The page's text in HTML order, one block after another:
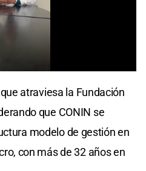
atraviesa la Fundación
que CONIN se
modelo de gestión en
con más de 32 años en